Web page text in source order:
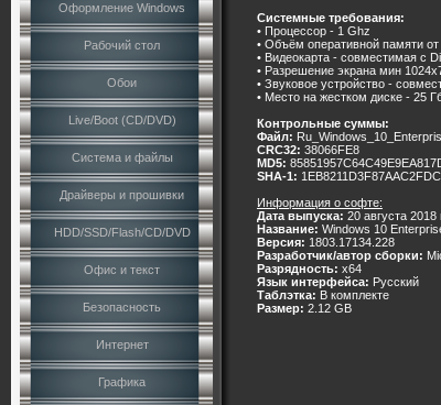
Оформление Windows
Рабочий стол
Обои
Live/Boot (CD/DVD)
Система и файлы
Драйверы и прошивки
HDD/SSD/Flash/CD/DVD
Офис и текст
Безопасность
Интернет
Графика
Системные требования:
• Процессор - 1 Ghz
• Объём оперативной памяти
• Видеокарта - совместимая с
• Разрешение экрана мин
• Звуковое устройство -
• Место на жестком диске - 25
Контрольные суммы:
Файл:
CRC32: 38066FE8
MD5:
SHA-1:
Информация о софте:
Дата выпуска: 20 августа 2018
Название: Windows 10
Версия: 1803.17134.228
Разработчик/автор сборки:
Разрядность: x64
Язык интерфейса: Русский
Таблэтка: В комплекте
Размер: 2.12 GB